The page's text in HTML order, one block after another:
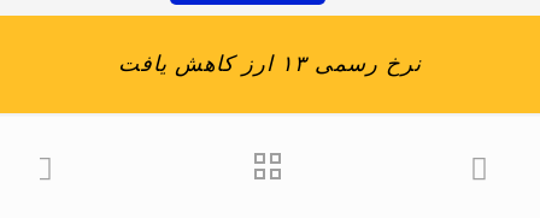
نرخ رسمی ۱۳ ارز کاهش یافت